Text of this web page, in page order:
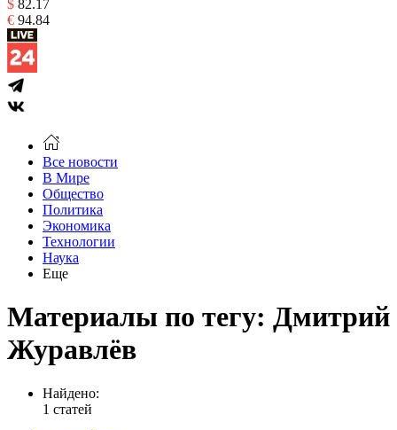
$ 82.17
€ 94.84
Все новости
В Мире
Общество
Политика
Экономика
Технологии
Наука
Еще
Материалы по тегу: Дмитрий
Журавлёв
Найдено:
1 статей